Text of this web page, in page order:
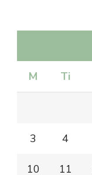
M Ti
3 4
10 11